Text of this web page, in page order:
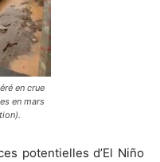
en crue
en mars
potentielles d’El Niño